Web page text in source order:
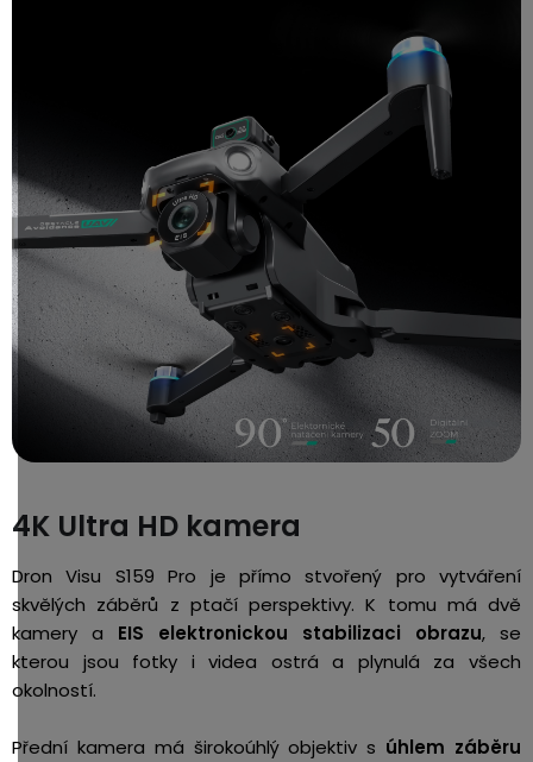
4K Ultra HD kamera
Dron Visu S159 Pro je přímo stvořený pro vytváření
skvělých záběrů z ptačí perspektivy. K tomu má dvě
kamery a EIS elektronickou stabilizaci obrazu, se
kterou jsou fotky i videa ostrá a plynulá za všech
okolností.
Přední kamera má širokoúhlý objektiv s úhlem záběru